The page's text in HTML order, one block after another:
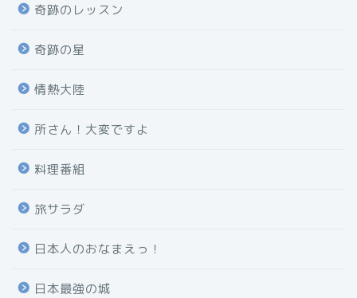
奇跡のレッスン
奇跡の星
情熱大陸
所さん！大変ですよ
料理番組
旅サラダ
日本人のおなまえっ！
日本最強の城